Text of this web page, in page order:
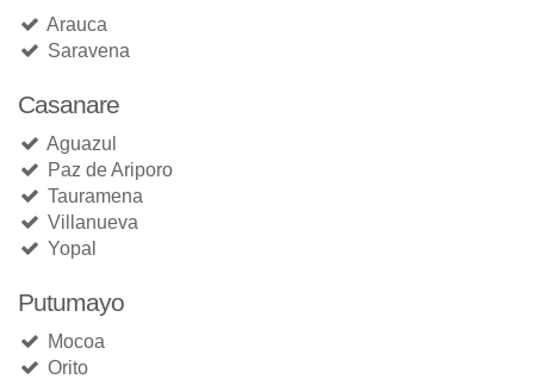
Arauca
Saravena
Casanare
Aguazul
Paz de Ariporo
Tauramena
Villanueva
Yopal
Putumayo
Mocoa
Orito